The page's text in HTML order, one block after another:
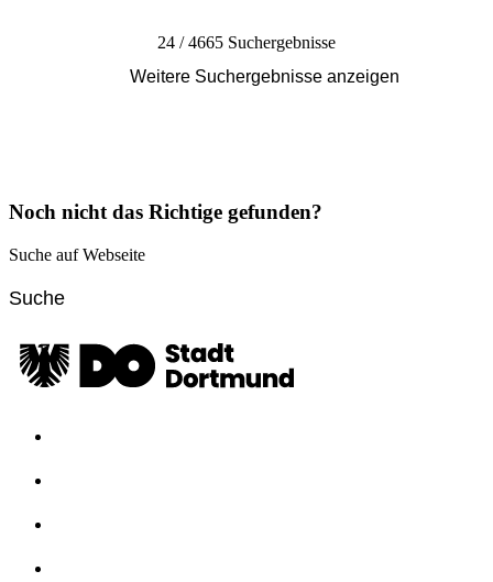
24 / 4665 Suchergebnisse
Weitere Suchergebnisse anzeigen
Noch nicht das Richtige gefunden?
Suche auf Webseite